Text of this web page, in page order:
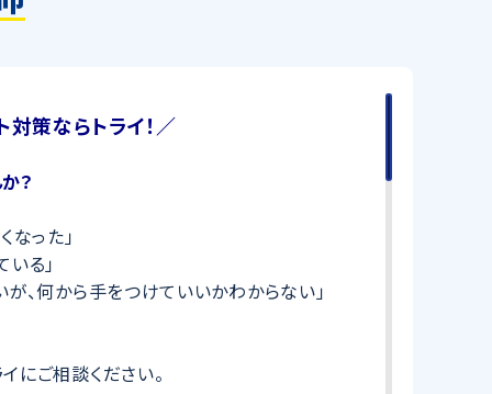
策ならトライ！／
？
なった」
る」
、何から手をつけていいかわからない」
にご相談ください。